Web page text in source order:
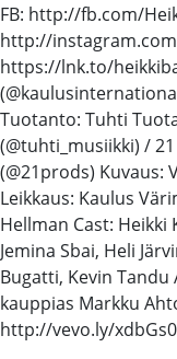
FB: http://fb.com/
http://
https://lnk.to/
Tuotanto: Tuhti
(@tuhti_musiikki) /
(@21prods) Kuvaus:
Leikkaus: Kaulus
Hellman Cast: Heikki
Jemina Sbai, Heli
Bugatti, Kevin
kauppias Markku
http://vevo.ly/xdbGs0